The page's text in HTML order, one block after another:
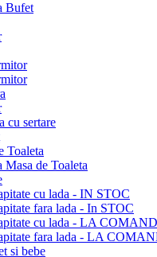
Bufet
cu sertare
Toaleta
Masa de Toaleta
cu lada - IN STOC
fara lada - In STOC
cu lada - LA
fara lada - LA
si bebe